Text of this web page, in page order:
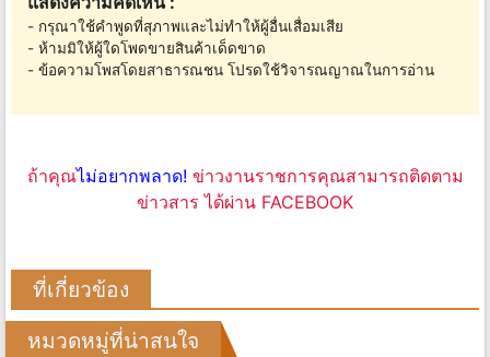
- กรุณาใช้คำพูดที่สุภาพและไม่ทำให้ผู้อื่นเสื่อมเสีย
- ห้ามมิให้ผู้ใดโพดขายสินค้าเด็ดขาด
- ข้อความโพสโดยสาธารณชน โปรดใช้วิจารณญาณในการอ่าน
ถ้าคุณไม่อยากพลาด! ข่าวงานราชการคุณสามารถติดตาม
ข่าวสาร ได้ผ่าน FACEBOOK
ที่เกี่ยวข้อง
หมวดหมู่ที่น่าสนใจ